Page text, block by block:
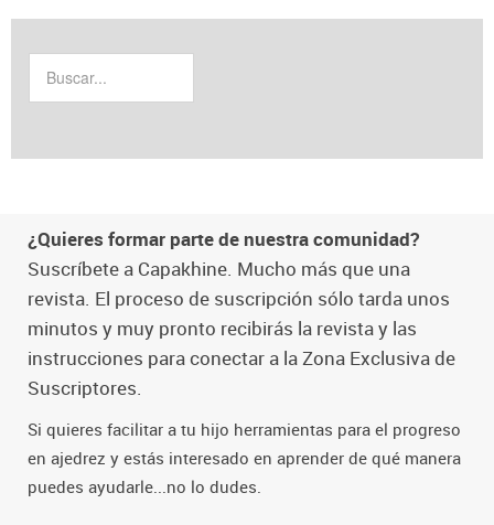
¿Quieres formar parte de nuestra comunidad?
Suscríbete a Capakhine. Mucho más que una
revista. El proceso de suscripción sólo tarda unos
minutos y muy pronto recibirás la revista y las
instrucciones para conectar a la Zona Exclusiva de
Suscriptores.
Si quieres facilitar a tu hijo herramientas para el progreso
en ajedrez y estás interesado en aprender de qué manera
puedes ayudarle...no lo dudes.